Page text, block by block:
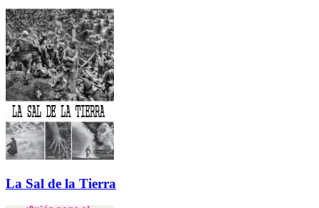
La Sal de la Tierra